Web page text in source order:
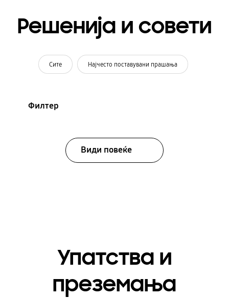
Решенија и совети
Сите Најчесто поставувани прашања
Филтер
Види повеќе
Упатства и
преземања